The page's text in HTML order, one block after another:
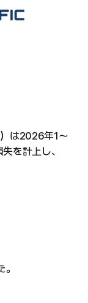
は2026年1〜
を計上し、